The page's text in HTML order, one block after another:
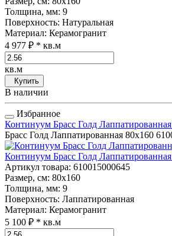
Толщина, мм: 9
Поверхность: Натуральная
Материал: Керамогранит
4 977 ₽ * кв.м
кв.м
Купить
В наличии
Избранное
Континуум Брасс Голд
Брасс Голд Лаппатированная 80x160
Континуум Брасс Голд
Артикул товара: 610015000645
Размер, см: 80x160
Толщина, мм: 9
Поверхность: Лаппатированная
Материал: Керамогранит
5 100 ₽ * кв.м